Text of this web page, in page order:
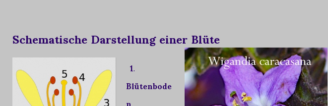
Schematische Darstellung einer Blüte
1.
Blütenbode